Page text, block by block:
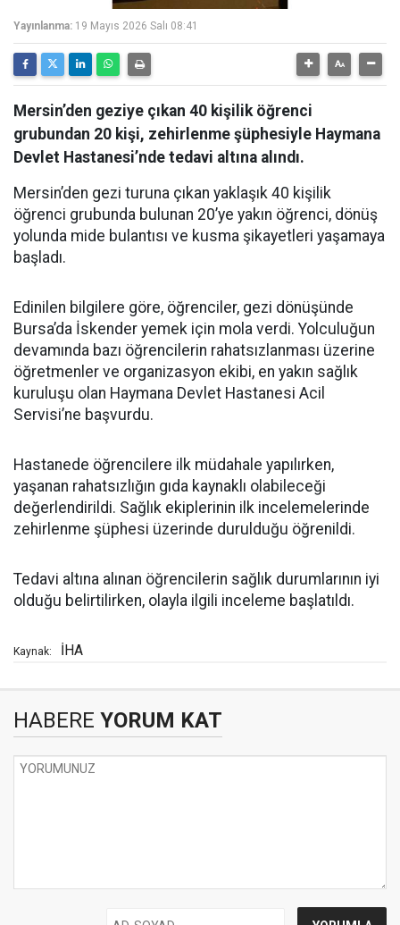
Yayınlanma: 19 Mayıs 2026 Salı 08:41
Mersin’den geziye çıkan 40 kişilik öğrenci
grubundan 20 kişi, zehirlenme şüphesiyle Haymana
Devlet Hastanesi’nde tedavi altına alındı.
Mersin’den gezi turuna çıkan yaklaşık 40 kişilik
öğrenci grubunda bulunan 20’ye yakın öğrenci, dönüş
yolunda mide bulantısı ve kusma şikayetleri yaşamaya
başladı.
Edinilen bilgilere göre, öğrenciler, gezi dönüşünde
Bursa’da İskender yemek için mola verdi. Yolculuğun
devamında bazı öğrencilerin rahatsızlanması üzerine
öğretmenler ve organizasyon ekibi, en yakın sağlık
kuruluşu olan Haymana Devlet Hastanesi Acil
Servisi’ne başvurdu.
Hastanede öğrencilere ilk müdahale yapılırken,
yaşanan rahatsızlığın gıda kaynaklı olabileceği
değerlendirildi. Sağlık ekiplerinin ilk incelemelerinde
zehirlenme şüphesi üzerinde durulduğu öğrenildi.
Tedavi altına alınan öğrencilerin sağlık durumlarının iyi
olduğu belirtilirken, olayla ilgili inceleme başlatıldı.
Kaynak: İHA
HABERE YORUM KAT